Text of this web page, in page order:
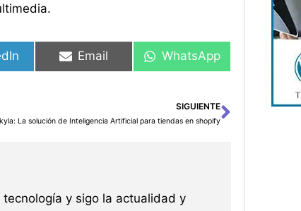
Email WhatsApp
SIGUIENTE
La solución de Inteligencia Artificial para tiendas en shopifySiguiente
y sigo la actualidad y